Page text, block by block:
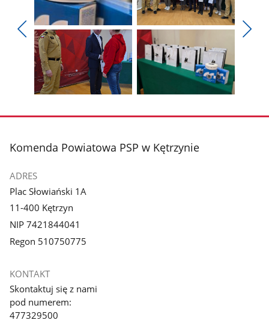
Pokaż
poprzednie
zdjęcia
Pokaż
zdjęcie
1
z
galerii.
Pokaż
zdjęcie
2
z
galerii.
zdjęcie
galerii.
zdjęcie
galerii.
stopka
Komenda Powiatowa PSP w Kętrzynie
ADRES
Plac Słowiański 1A
11-400 Kętrzyn
NIP 7421844041
Regon 510750775
KONTAKT
Skontaktuj się z nami
pod numerem:
477329500